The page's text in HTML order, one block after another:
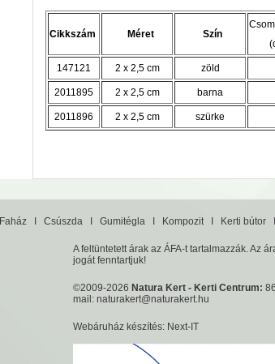
Cikkszám Méret Szín
147121 2 x 2,5 cm zöld
2011895 2 x 2,5 cm barna
2011896 2 x 2,5 cm szürke
FaházI CsúszdaI GumitéglaI KompozitI Kerti bútor
A feltüntetett árak az ÁFA-t tartalmazzák. Az
jogát fenntartjuk!
©2009-2026 Natura Kert - Kerti Centrum:
mail:naturakert@naturakert.hu
Webáruház készítés: Next-IT